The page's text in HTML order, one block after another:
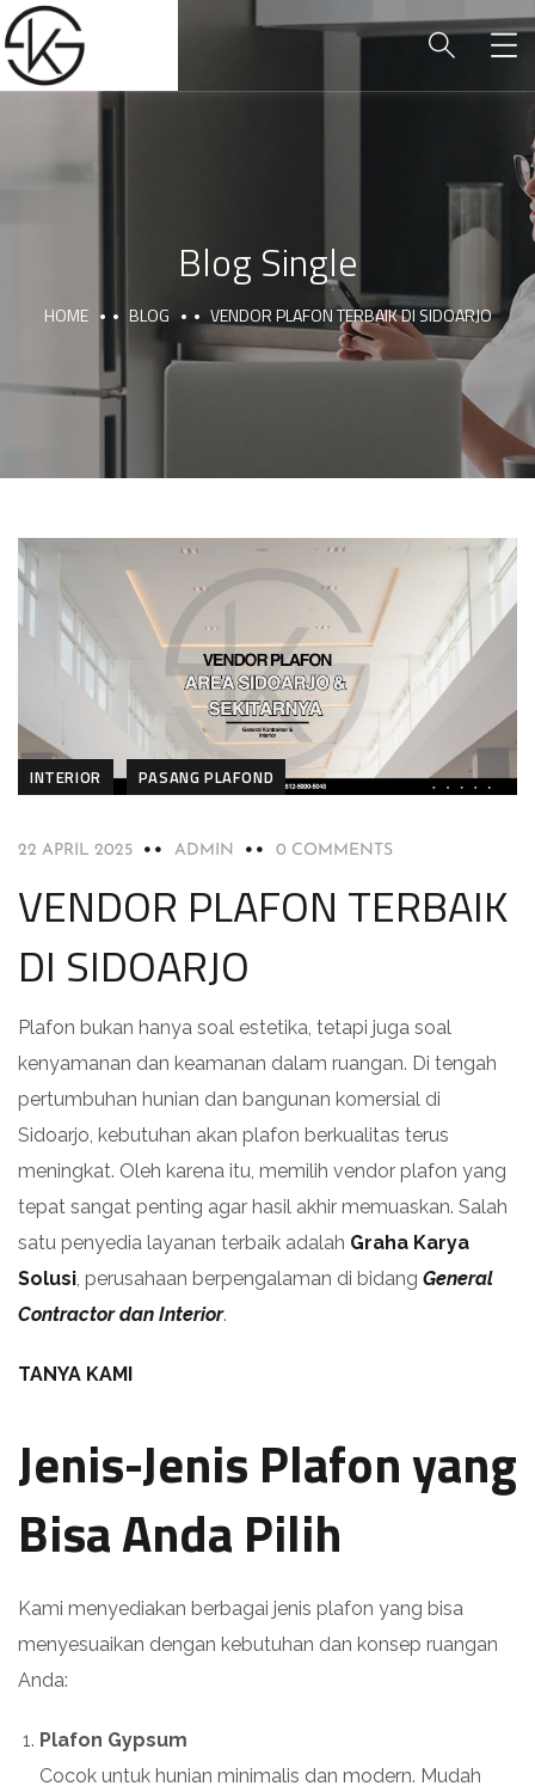
Blog Single
HOME BLOG VENDOR PLAFON TERBAIK DI SIDOARJO
INTERIOR PASANG PLAFOND
22 APRIL 2025 ADMIN 0 COMMENTS
VENDOR PLAFON TERBAIK
DI SIDOARJO
Plafon bukan hanya soal estetika, tetapi juga soal
kenyamanan dan keamanan dalam ruangan. Di tengah
pertumbuhan hunian dan bangunan komersial di
Sidoarjo, kebutuhan akan plafon berkualitas terus
meningkat. Oleh karena itu, memilih vendor plafon yang
tepat sangat penting agar hasil akhir memuaskan. Salah
satu penyedia layanan terbaik adalah Graha Karya
Solusi, perusahaan berpengalaman di bidang General
Contractor dan Interior.
TANYA KAMI
Jenis-Jenis Plafon yang
Bisa Anda Pilih
Kami menyediakan berbagai jenis plafon yang bisa
menyesuaikan dengan kebutuhan dan konsep ruangan
Anda:
Plafon Gypsum
Cocok untuk hunian minimalis dan modern. Mudah